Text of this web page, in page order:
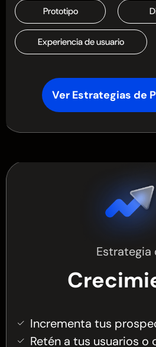
Prototipo
Experiencia de usuario
Ver Estrategias de
Estrategia
Incrementa tus
Retén a tus usuarios o